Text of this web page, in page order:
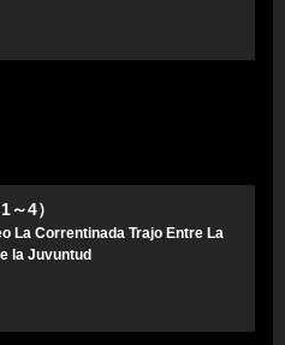
4）
La Correntinada Trajo Entre La
la Juvuntud